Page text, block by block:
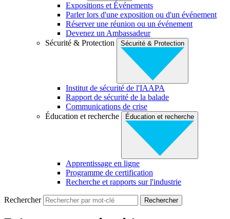
Expositions et Événements
Parler lors d'une exposition ou d'un événement
Réserver une réunion ou un événement
Devenez un Ambassadeur
Sécurité & Protection
Sécurité & Protection
Institut de sécurité de l'IAAPA
Rapport de sécurité de la balade
Communications de crise
Éducation et recherche
Éducation et recherche
Apprentissage en ligne
Programme de certification
Recherche et rapports sur l'industrie
Rechercher